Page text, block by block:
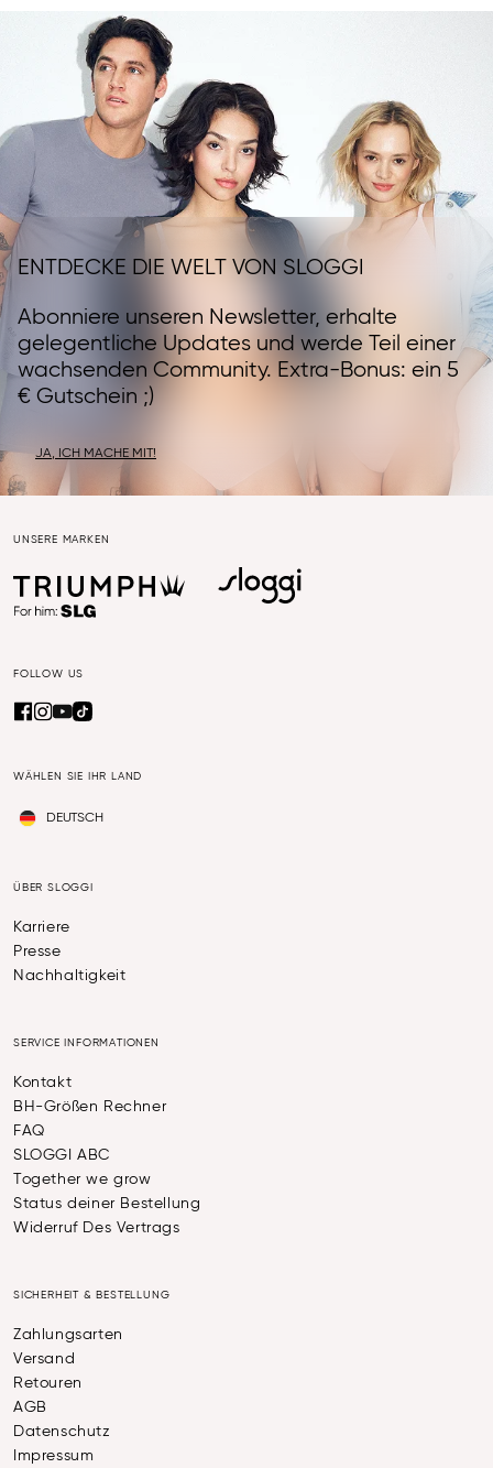
ENTDECKE DIE WELT VON SLOGGI
Abonniere unseren Newsletter, erhalte
gelegentliche Updates und werde Teil einer
wachsenden Community. Extra-Bonus: ein 5
€ Gutschein ;)
JA, ICH MACHE MIT!
UNSERE MARKEN
FOLLOW US
WÄHLEN SIE IHR LAND
DEUTSCH
ÜBER SLOGGI
Karriere
Presse
Nachhaltigkeit
SERVICE INFORMATIONEN
Kontakt
BH-Größen Rechner
FAQ
SLOGGI ABC
Together we grow
Status deiner Bestellung
Widerruf Des Vertrags
SICHERHEIT & BESTELLUNG
Zahlungsarten
Versand
Retouren
AGB
Datenschutz
Impressum